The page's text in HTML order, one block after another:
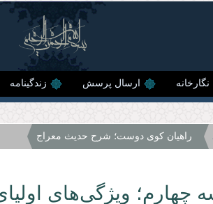
نگارخانه ارسال پرسش زندگینامه
راهیان کوی دوست؛ شرح حدیث معراج
چهارم؛ ویژگی‌های